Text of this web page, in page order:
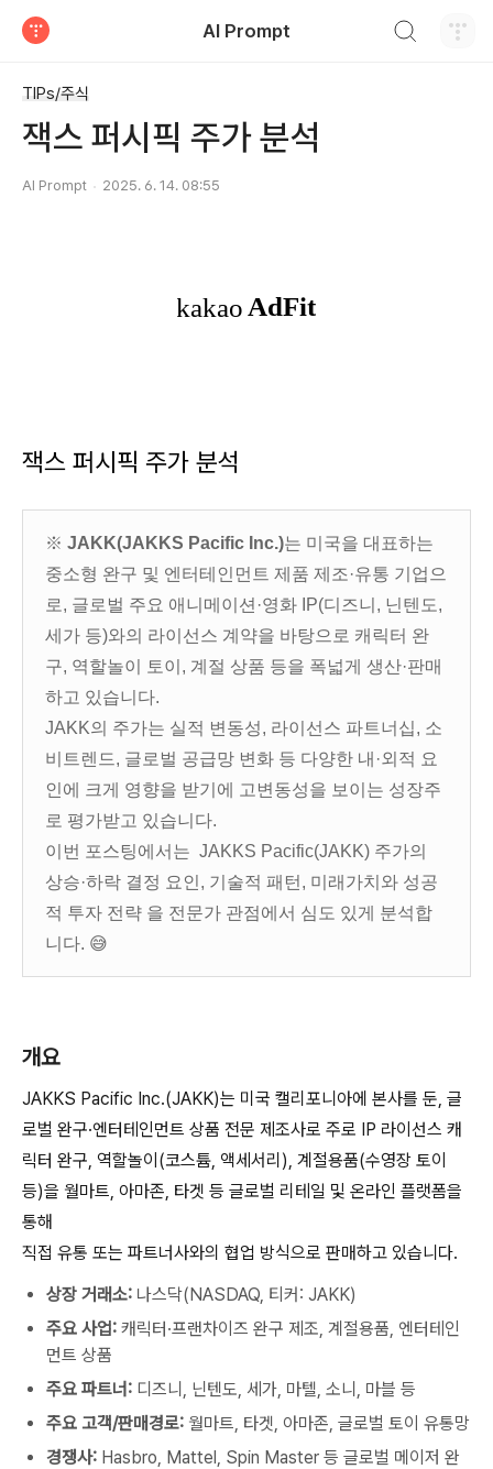
AI Prompt
TIPs/주식
잭스 퍼시픽 주가 분석
AI Prompt 2025. 6. 14. 08:55
잭스 퍼시픽 주가 분석
※ JAKK(JAKKS Pacific Inc.)는 미국을 대표하는
중소형 완구 및 엔터테인먼트 제품 제조·유통 기업으
로, 글로벌 주요 애니메이션·영화 IP(디즈니, 닌텐도,
세가 등)와의 라이선스 계약을 바탕으로 캐릭터 완
구, 역할놀이 토이, 계절 상품 등을 폭넓게 생산·판매
하고 있습니다.
JAKK의 주가는 실적 변동성, 라이선스 파트너십, 소
비트렌드, 글로벌 공급망 변화 등 다양한 내·외적 요
인에 크게 영향을 받기에 고변동성을 보이는 성장주
로 평가받고 있습니다.
이번 포스팅에서는 JAKKS Pacific(JAKK) 주가의
상승·하락 결정 요인, 기술적 패턴, 미래가치와 성공
적 투자 전략 을 전문가 관점에서 심도 있게 분석합
니다. 😅
개요
JAKKS Pacific Inc.(JAKK)는 미국 캘리포니아에 본사를 둔, 글
로벌 완구·엔터테인먼트 상품 전문 제조사로 주로 IP 라이선스 캐
릭터 완구, 역할놀이(코스튬, 액세서리), 계절용품(수영장 토이
등)을 월마트, 아마존, 타겟 등 글로벌 리테일 및 온라인 플랫폼을
통해
직접 유통 또는 파트너사와의 협업 방식으로 판매하고 있습니다.
상장 거래소: 나스닥(NASDAQ, 티커: JAKK)
주요 사업: 캐릭터·프랜차이즈 완구 제조, 계절용품, 엔터테인
먼트 상품
주요 파트너: 디즈니, 닌텐도, 세가, 마텔, 소니, 마블 등
주요 고객/판매경로: 월마트, 타겟, 아마존, 글로벌 토이 유통망
경쟁사: Hasbro, Mattel, Spin Master 등 글로벌 메이저 완